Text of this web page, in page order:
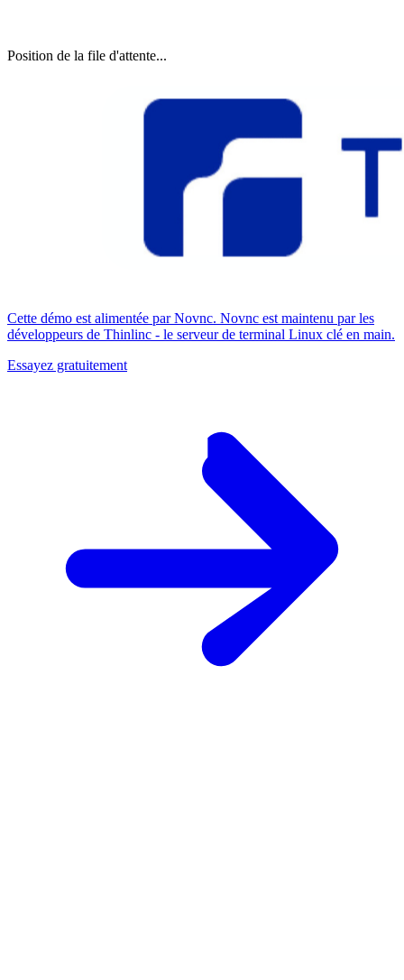
Position de la file d'attente...
Cette démo est alimentée par Novnc. Novnc est maintenu par les
développeurs de Thinlinc - le serveur de terminal Linux clé en main.
Essayez gratuitement